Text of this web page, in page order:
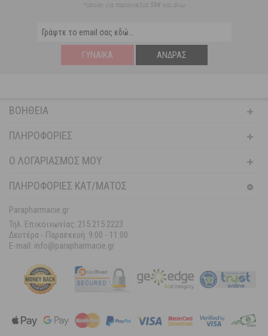
*ισχύει για παραγγελία 59€ και άνω
ΓΥΝΑΊΚΑ ΆΝΔΡΑΣ
ΒΟΉΘΕΙΑ
ΠΛΗΡΟΦΟΡΊΕΣ
Ο ΛΟΓΑΡΙΑΣΜΌΣ ΜΟΥ
ΠΛΗΡΟΦΟΡΙΕΣ ΚΑΤ/ΜΑΤΟΣ
Parapharmacie.gr
Τηλ. Επικοινωνίας: 215 215 2223
Δευτέρα - Παρασκευή: 9:00 - 11:00
E-mail: info@parapharmacie.gr